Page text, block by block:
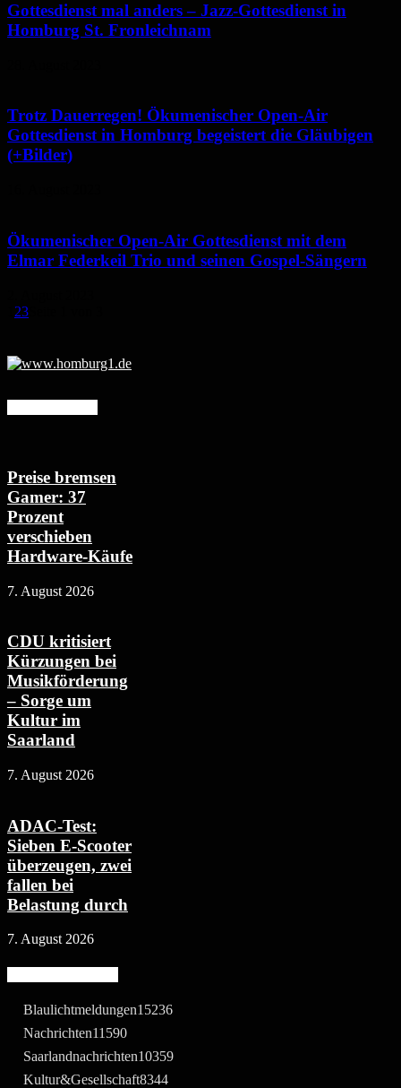
Gottesdienst mal anders – Jazz-Gottesdienst in
Homburg St. Fronleichnam
Trotz Dauerregen! Ökumenischer Open-Air
Gottesdienst in Homburg begeistert die Gläubigen
(+Bilder)
Ökumenischer Open-Air Gottesdienst mit dem
Elmar Federkeil Trio und seinen Gospel-Sängern
23
Preise bremsen
Gamer: 37
Prozent
verschieben
Hardware-Käufe
7. August 2026
CDU kritisiert
Kürzungen bei
Musikförderung
– Sorge um
Kultur im
Saarland
7. August 2026
ADAC-Test:
Sieben E-Scooter
überzeugen, zwei
fallen bei
Belastung durch
7. August 2026
Blaulichtmeldungen15236
Nachrichten11590
Saarlandnachrichten10359
Kultur&Gesellschaft8344